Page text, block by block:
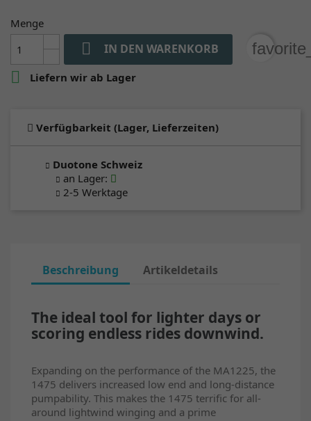
Menge
 IN DEN WARENKORB

Liefern wir ab Lager
Verfügbarkeit (Lager, Lieferzeiten)
Duotone Schweiz
an Lager:
2-5 Werktage
Beschreibung Artikeldetails
The ideal tool for lighter days or
scoring endless rides downwind.
Expanding on the performance of the MA1225, the
1475 delivers increased low end and long-distance
pumpability. This makes the 1475 terrific for all-
around lightwind winging and a prime